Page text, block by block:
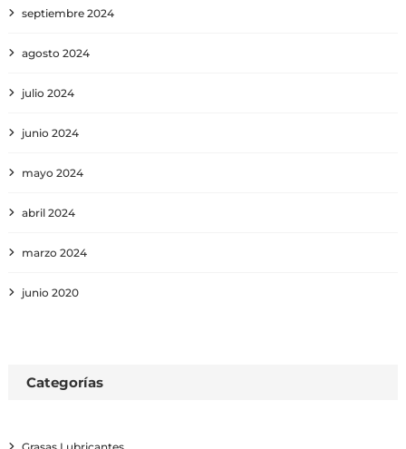
septiembre 2024
agosto 2024
julio 2024
junio 2024
mayo 2024
abril 2024
marzo 2024
junio 2020
Categorías